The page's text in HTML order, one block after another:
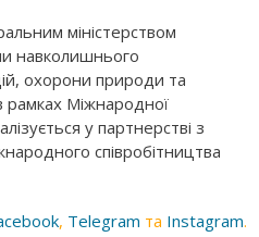
міністерством
навколишнього
охорони природи та
рамках Міжнародної
у партнерстві з
співробітництва
, Telegram та Instagram.